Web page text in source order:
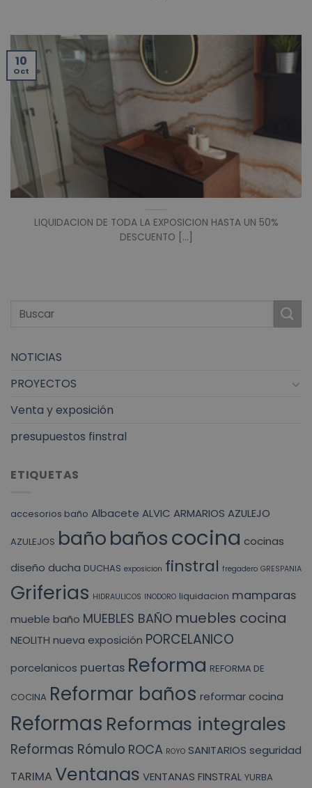
LIQUIDACION DE TODA LA EXPOSICION HASTA UN 50%
DESCUENTO [...]
10
Oct
NOTICIAS
PROYECTOS
Venta y exposición
presupuestos finstral
ETIQUETAS
accesorios baño Albacete ALVIC ARMARIOS AZULEJO
AZULEJOS bañobañoscocina cocinas
diseño ducha DUCHAS exposicion finstral fregadero GRESPANIA
Griferias HIDRAULICOS INODORO liquidacion mamparas
mueble baño MUEBLES BAÑO muebles cocina
NEOLITH nueva exposición PORCELANICO
porcelanicos puertas Reforma REFORMA DE
COCINA Reformar baños reformar cocina
Reformas Reformas integrales
Reformas Rómulo ROCA ROYO SANITARIOS seguridad
TARIMAVentanas VENTANAS FINSTRAL YURBA